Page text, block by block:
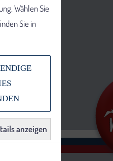
Wählen Sie
Sie in
anzeigen